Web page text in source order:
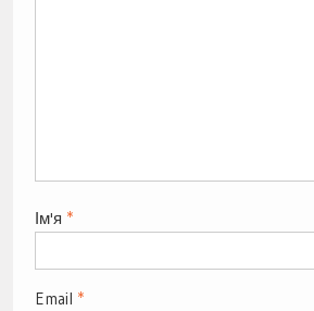
Ім'я *
Email *